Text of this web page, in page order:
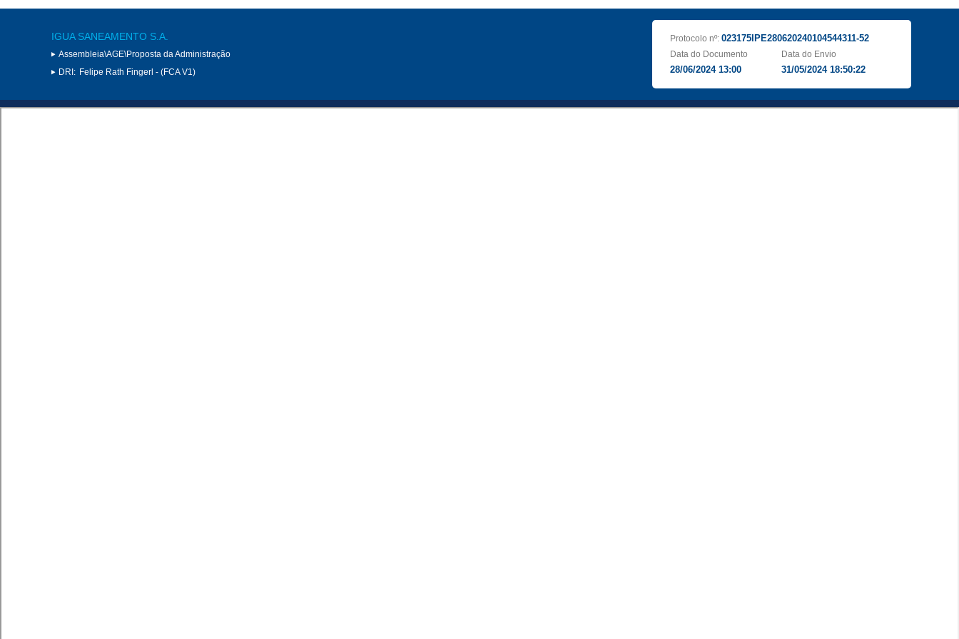
IGUA SANEAMENTO S.A.
Assembleia\AGE\Proposta da Administração
DRI: Felipe Rath Fingerl - (FCA V1)
Protocolo nº: 023175IPE280620240104544311-52
Data do Documento
28/06/2024 13:00
Data do Envio
31/05/2024 18:50:22